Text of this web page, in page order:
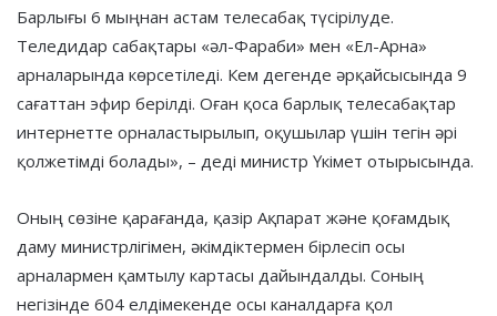
Барлығы 6 мыңнан астам телесабақ түсірілуде.
Теледидар сабақтары «әл-Фараби» мен «Ел-Арна»
арналарында көрсетіледі. Кем дегенде әрқайсысында 9
сағаттан эфир берілді. Оған қоса барлық телесабақтар
интернетте орналастырылып, оқушылар үшін тегін әрі
қолжетімді болады», – деді министр Үкімет отырысында.
Оның сөзіне қарағанда, қазір Ақпарат және қоғамдық
даму министрлігімен, әкімдіктермен бірлесіп осы
арналармен қамтылу картасы дайындалды. Соның
негізінде 604 елдімекенде осы каналдарға қол